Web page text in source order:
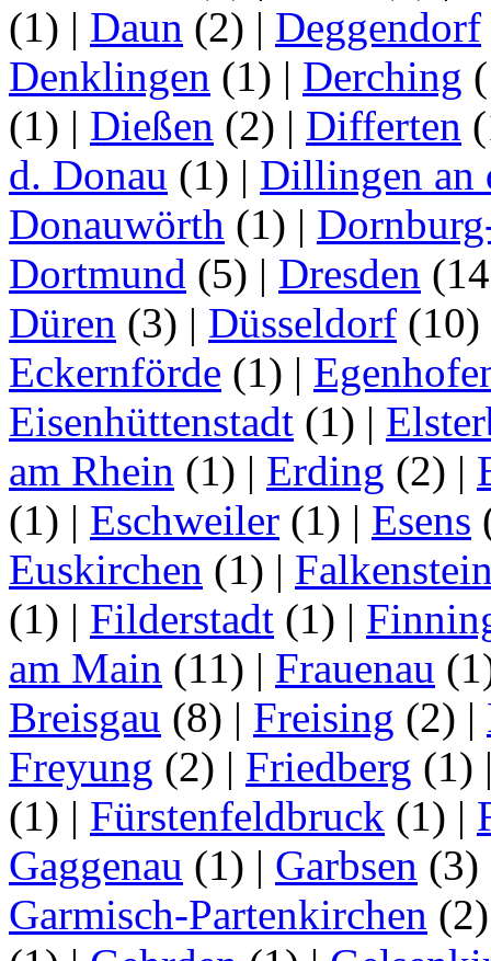
(1) | Daun (2) | Deggendorf
Denklingen (1) | Derching
(1) | Dießen (2) | Differten
d. Donau (1) | Dillingen an
Donauwörth (1) |
Dortmund (5) | Dresden
Düren (3) | Düsseldorf (10)
Eckernförde (1) |
Eisenhüttenstadt (1) |
am Rhein (1) | Erding (2) |
(1) | Eschweiler (1) | Esens
Euskirchen (1) |
(1) | Filderstadt (1) |
am Main (11) | Frauenau
Breisgau (8) | Freising (2) |
Freyung (2) | Friedberg (1)
(1) | Fürstenfeldbruck (1) |
Gaggenau (1) | Garbsen (3)
Garmisch-Partenkirchen